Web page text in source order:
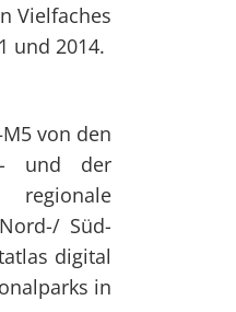
Vielfaches
und 2014.
von den
und der
Süd-
digital
in